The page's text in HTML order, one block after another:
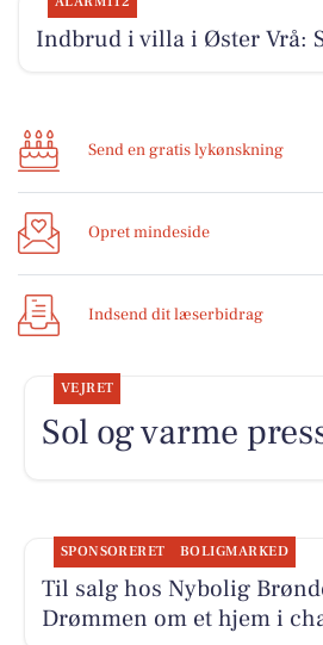
Indbrud i villa i Øster Vrå:
Send en gratis lykønskning
Opret mindeside
Indsend dit læserbidrag
VEJRET
Sol og varme
SPONSORERET BOLIGMARKED
Til salg hos Nybolig
Drømmen om et hjem i